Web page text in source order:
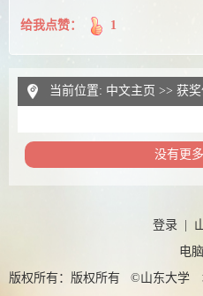
给我点赞： 1
当前位置: 中文主页 >> 获
没有更
登录|
电
版权所有：版权所有 ©山东大学